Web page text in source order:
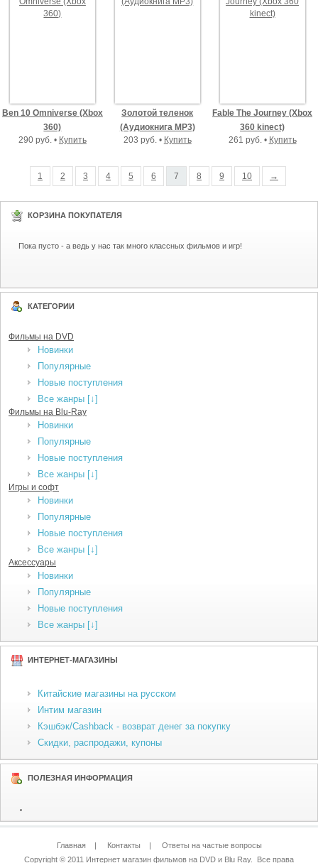
КОРЗИНА ПОКУПАТЕЛЯ
Пока пусто - а ведь у нас так много классных фильмов и игр!
КАТЕГОРИИ
Фильмы на DVD
Новинки
Популярные
Новые поступления
Все жанры [↓]
Фильмы на Blu-Ray
Новинки
Популярные
Новые поступления
Все жанры [↓]
Игры и софт
Новинки
Популярные
Новые поступления
Все жанры [↓]
Аксессуары
Новинки
Популярные
Новые поступления
Все жанры [↓]
ИНТЕРНЕТ-МАГАЗИНЫ
Китайские магазины на русском
Интим магазин
Кэшбэк/Cashback - возврат денег за покупку
Скидки, распродажи, купоны
ПОЛЕЗНАЯ ИНФОРМАЦИЯ
Ben 10 Omniverse (Xbox
360)
290 руб. • Купить
Золотой теленок
(Аудиокнига MP3)
203 руб. • Купить
Fable The Journey (Xbox
360 kinect)
261 руб. • Купить
1 2 3 4 5 6 7 8 9 10 →
Главная| Контакты
Ответы на частые вопросы
Copyright © 2011
Интернет магазин фильмов на DVD и Blu Ray. Все права